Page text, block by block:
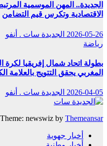
الجديدة.. المهن الموسمية
الاقتصادية وتكرس قيم التضامن
2026-05-26 الجديدة سات . أنفو
رياضة
المغربي يحقق التتويج بالعلامة
2026-04-05 الجديدة سات . أنفو
Theme: newswiz by Themeansar
أخبار جهوية